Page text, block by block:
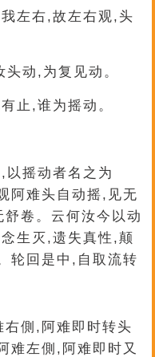
左右,故左右观,头
动,为复见动。
止,谁为摇动。
摇动者名之为
阿难头自动摇,见无
卷。云何汝今以动
生灭,遗失真性,颠
轮回是中,自取流转
右側,阿难即时转头
难左側,阿难即时又